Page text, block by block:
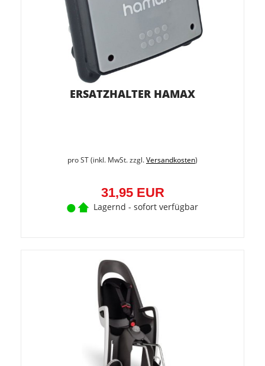
ERSATZHALTER HAMAX
pro ST (inkl. MwSt. zzgl.Versandkosten)
31,95 EUR
Lagernd - sofort verfügbar